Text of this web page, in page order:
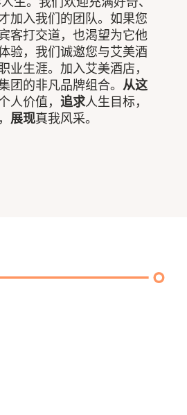
加入我们的团队。如果您
客打交道，也渴望为它他
验，我们诚邀您与艾美酒
业生涯。加入艾美酒店，
团的非凡品牌组合。从这
人价值，追求人生目标，
展现真我风采。